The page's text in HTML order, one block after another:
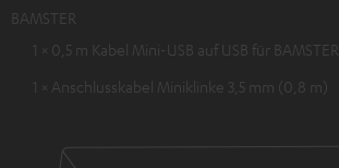
BAMSTER
1 × 0,5 m Kabel Mini-USB auf USB für BAMSTER
1 × Anschlusskabel Miniklinke 3,5 mm (0,8 m)